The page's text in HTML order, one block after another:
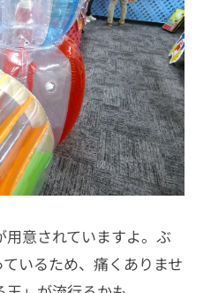
意されていますよ。ぶ
いるため、痛くありませ